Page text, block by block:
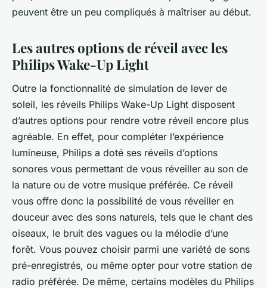
peuvent être un peu compliqués à maîtriser au début.
Les autres options de réveil avec les
Philips Wake-Up Light
Outre la fonctionnalité de simulation de lever de
soleil, les réveils Philips Wake-Up Light disposent
d’autres options pour rendre votre réveil encore plus
agréable. En effet, pour compléter l’expérience
lumineuse, Philips a doté ses réveils d’options
sonores vous permettant de vous réveiller au son de
la nature ou de votre musique préférée. Ce réveil
vous offre donc la possibilité de vous réveiller en
douceur avec des sons naturels, tels que le chant des
oiseaux, le bruit des vagues ou la mélodie d’une
forêt. Vous pouvez choisir parmi une variété de sons
pré-enregistrés, ou même opter pour votre station de
radio préférée. De même, certains modèles du Philips